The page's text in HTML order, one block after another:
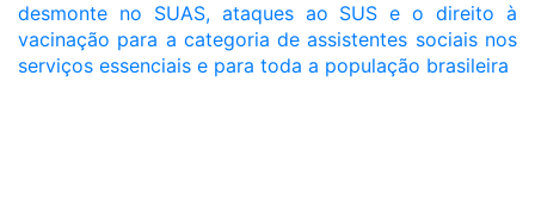
desmonte no SUAS, ataques ao SUS e o direito à
vacinação para a categoria de assistentes sociais nos
serviços essenciais e para toda a população brasileira